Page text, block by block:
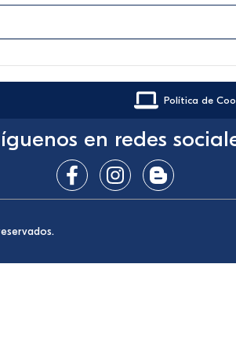
Política de
en redes